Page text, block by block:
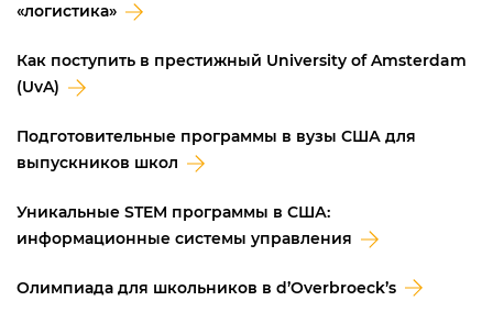
«логистика»
Как поступить в престижный University of Amsterdam
(UvA)
Подготовительные программы в вузы США для
выпускников школ
Уникальные STEM программы в США:
информационные системы управления
Олимпиада для школьников в d’Overbroeck’s